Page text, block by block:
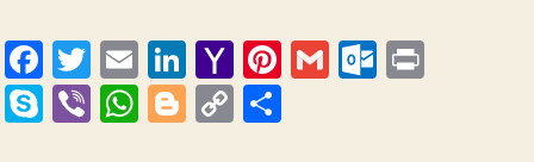
Fa
ce
bo
T
wi
tte
E
m
ail
Li
nk
ed
Y
ah
oo
Pi
G
O
S
Vi
W
Bl
C